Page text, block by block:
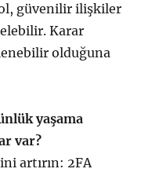
güvenilir ilişkiler
Karar
olduğuna
yaşama
var?
artırın: 2FA